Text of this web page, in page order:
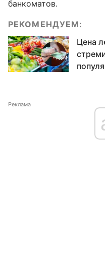
банкоматов.
РЕКОМЕНДУЕМ:
Цена
Реклама